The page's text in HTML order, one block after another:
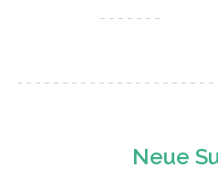
Neue